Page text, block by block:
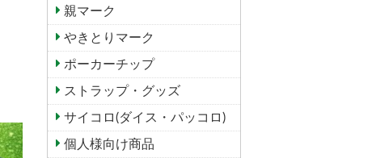
親マーク
やきとりマーク
ポーカーチップ
ストラップ・グッズ
サイコロ(ダイス・パッコロ)
個人様向け商品